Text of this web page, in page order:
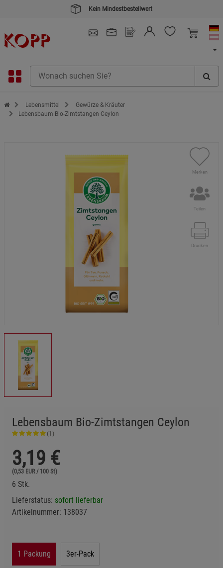
Kein Mindestbestellwert
Zur Startseite des Kopp Verlag Online-Shop
Lebensmittel
Gewürze & Kräuter
Lebensbaum Bio-Zimtstangen Ceylon
Merken
Teilen
Drucken
Lebensbaum Bio-Zimtstangen Ceylon
(1)
3,19 €
(0,53 EUR / 100 St)
6 Stk.
Lieferstatus: sofort lieferbar
Artikelnummer: 138037
1 Packung 3er-Pack